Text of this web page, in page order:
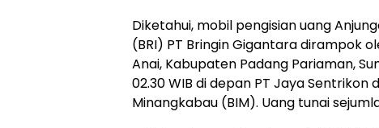
Diketahui, mobil pengisian uang
(BRI) PT Bringin Gigantara dirampok
Anai, Kabupaten Padang Pariaman,
02.30 WIB di depan PT Jaya
Minangkabau (BIM). Uang tunai